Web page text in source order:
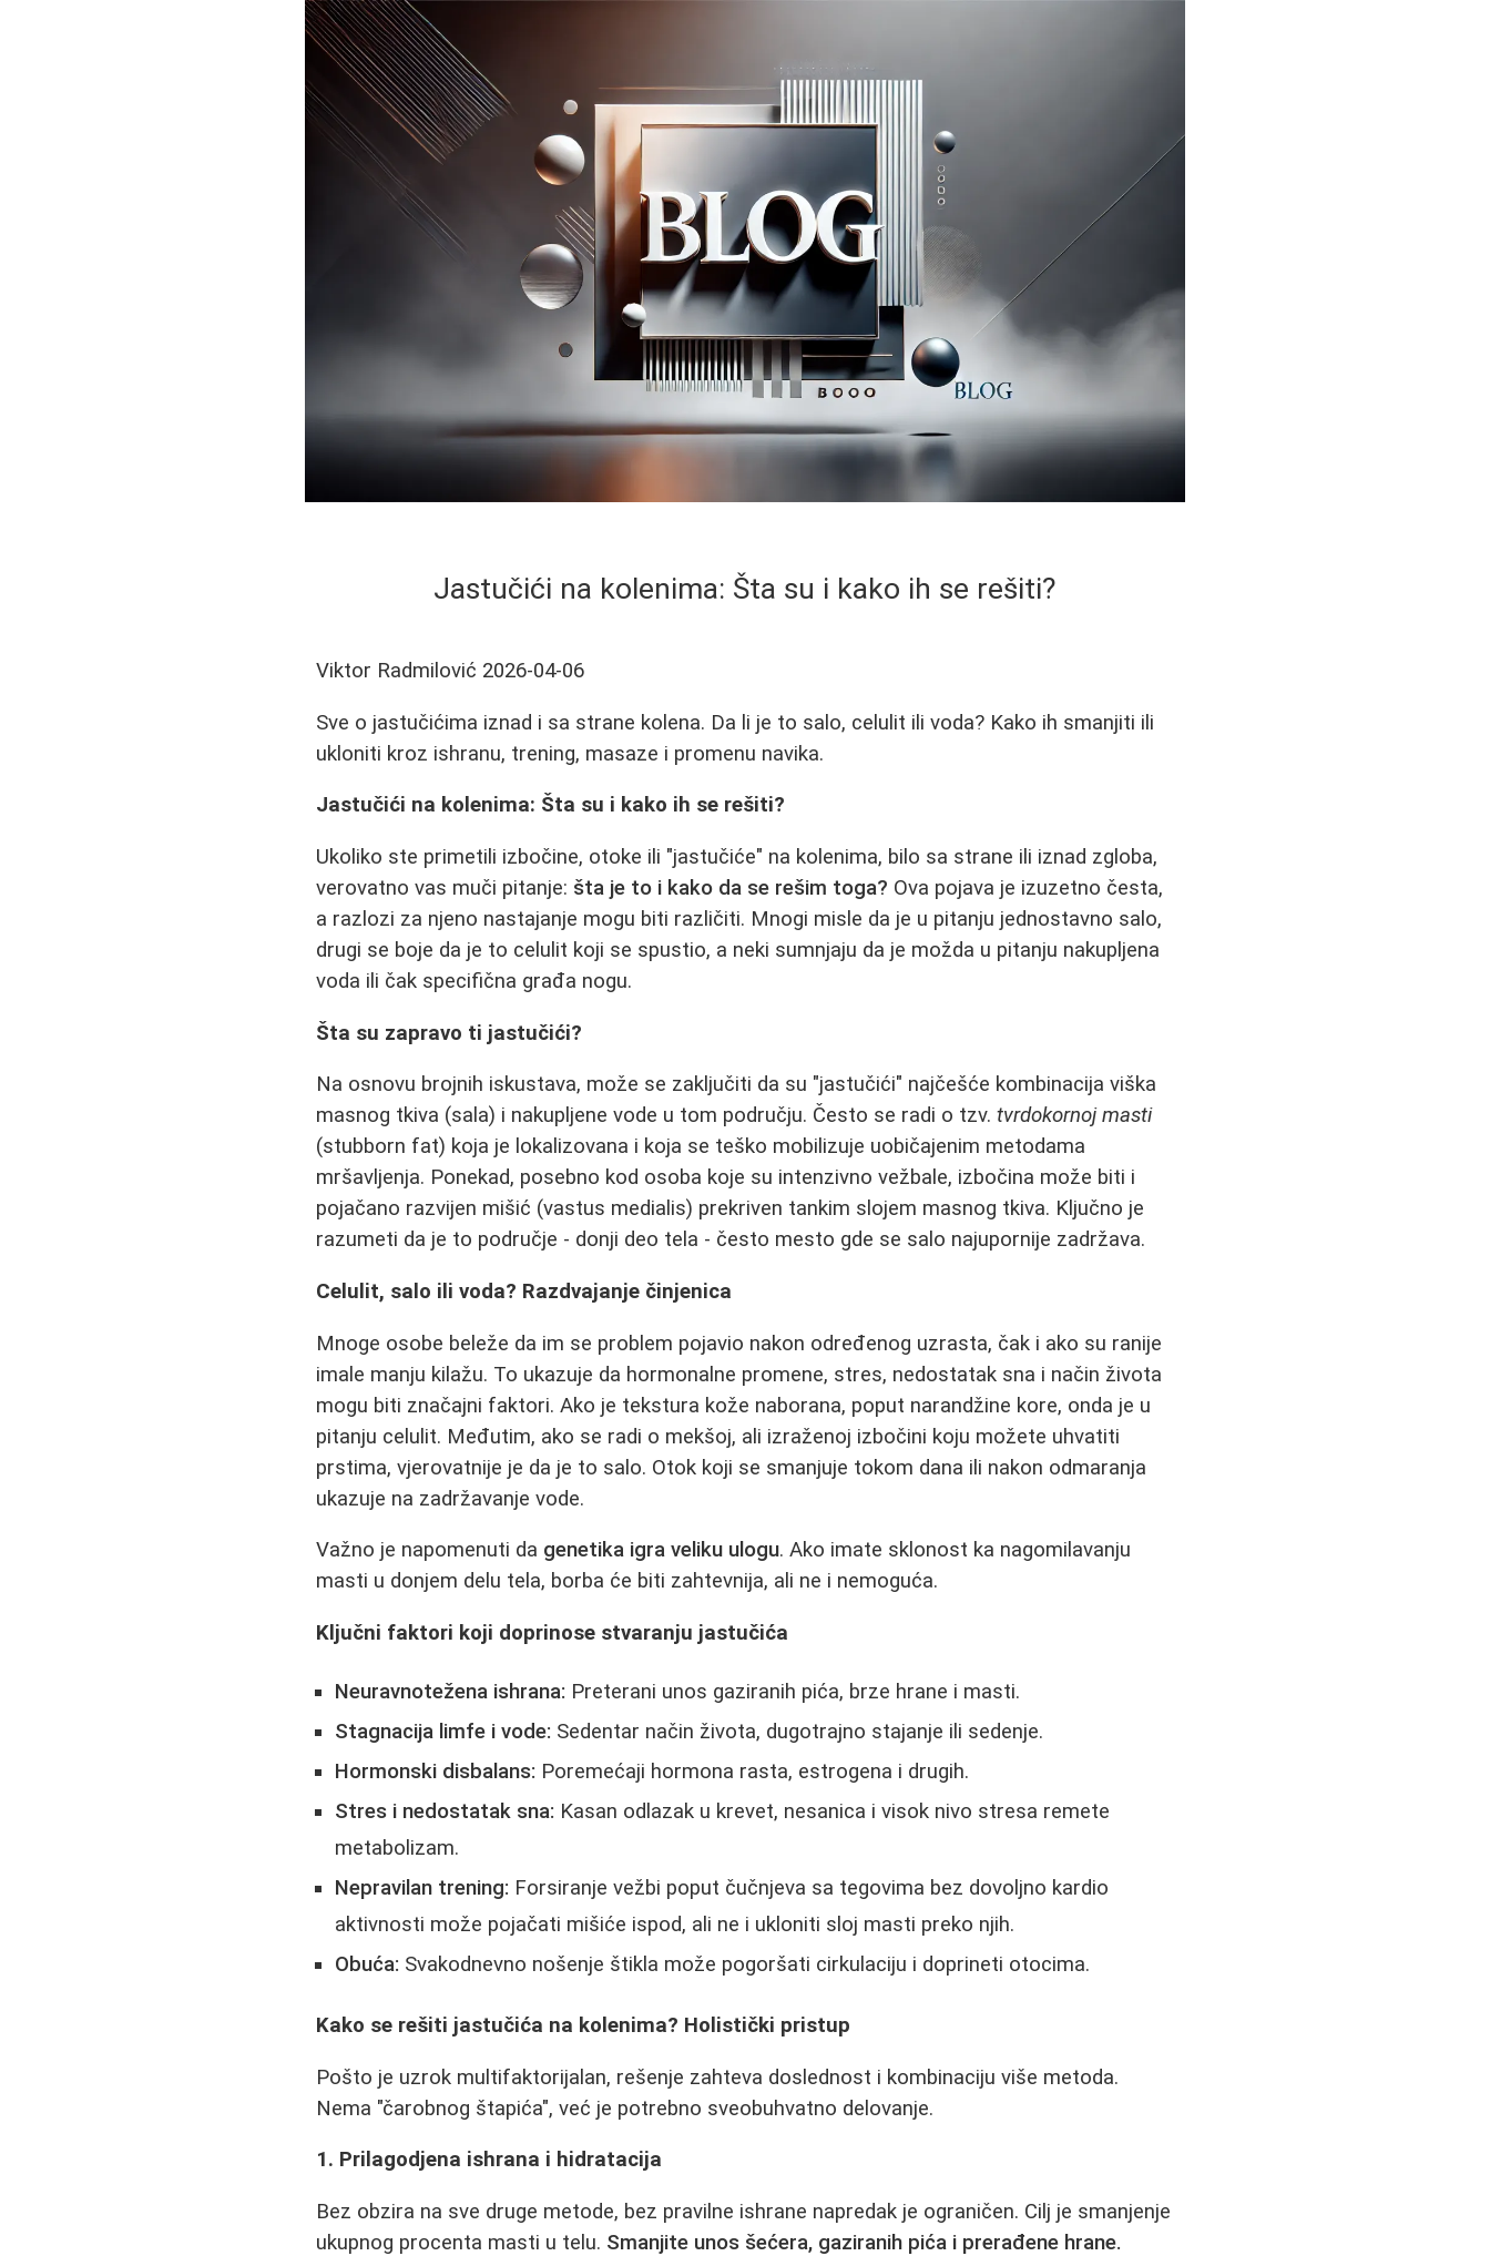
Jastučići na kolenima: Šta su i kako ih se rešiti?
Viktor Radmilović 2026-04-06
Sve o jastučićima iznad i sa strane kolena. Da li je to salo, celulit ili voda? Kako ih smanjiti ili
ukloniti kroz ishranu, trening, masaze i promenu navika.
Jastučići na kolenima: Šta su i kako ih se rešiti?
Ukoliko ste primetili izbočine, otoke ili "jastučiće" na kolenima, bilo sa strane ili iznad zgloba,
verovatno vas muči pitanje: šta je to i kako da se rešim toga? Ova pojava je izuzetno česta,
a razlozi za njeno nastajanje mogu biti različiti. Mnogi misle da je u pitanju jednostavno salo,
drugi se boje da je to celulit koji se spustio, a neki sumnjaju da je možda u pitanju nakupljena
voda ili čak specifična građa nogu.
Šta su zapravo ti jastučići?
Na osnovu brojnih iskustava, može se zaključiti da su "jastučići" najčešće kombinacija viška
masnog tkiva (sala) i nakupljene vode u tom području. Često se radi o tzv.tvrdokornoj masti
(stubborn fat) koja je lokalizovana i koja se teško mobilizuje uobičajenim metodama
mršavljenja. Ponekad, posebno kod osoba koje su intenzivno vežbale, izbočina može biti i
pojačano razvijen mišić (vastus medialis) prekriven tankim slojem masnog tkiva. Ključno je
razumeti da je to područje - donji deo tela - često mesto gde se salo najupornije zadržava.
Celulit, salo ili voda? Razdvajanje činjenica
Mnoge osobe beleže da im se problem pojavio nakon određenog uzrasta, čak i ako su ranije
imale manju kilažu. To ukazuje da hormonalne promene, stres, nedostatak sna i način života
mogu biti značajni faktori. Ako je tekstura kože naborana, poput narandžine kore, onda je u
pitanju celulit. Međutim, ako se radi o mekšoj, ali izraženoj izbočini koju možete uhvatiti
prstima, vjerovatnije je da je to salo. Otok koji se smanjuje tokom dana ili nakon odmaranja
ukazuje na zadržavanje vode.
Važno je napomenuti da genetika igra veliku ulogu. Ako imate sklonost ka nagomilavanju
masti u donjem delu tela, borba će biti zahtevnija, ali ne i nemoguća.
Ključni faktori koji doprinose stvaranju jastučića
Neuravnotežena ishrana: Preterani unos gaziranih pića, brze hrane i masti.
Stagnacija limfe i vode: Sedentar način života, dugotrajno stajanje ili sedenje.
Hormonski disbalans: Poremećaji hormona rasta, estrogena i drugih.
Stres i nedostatak sna: Kasan odlazak u krevet, nesanica i visok nivo stresa remete
metabolizam.
Nepravilan trening: Forsiranje vežbi poput čučnjeva sa tegovima bez dovoljno kardio
aktivnosti može pojačati mišiće ispod, ali ne i ukloniti sloj masti preko njih.
Obuća: Svakodnevno nošenje štikla može pogoršati cirkulaciju i doprineti otocima.
Kako se rešiti jastučića na kolenima? Holistički pristup
Pošto je uzrok multifaktorijalan, rešenje zahteva doslednost i kombinaciju više metoda.
Nema "čarobnog štapića", već je potrebno sveobuhvatno delovanje.
1. Prilagodjena ishrana i hidratacija
Bez obzira na sve druge metode, bez pravilne ishrane napredak je ograničen. Cilj je smanjenje
ukupnog procenta masti u telu. Smanjite unos šećera, gaziranih pića i prerađene hrane.